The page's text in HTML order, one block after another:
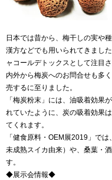
日本では昔から、梅干しの実や
漢方などでも用いられてきまし
ャコールデトックスとして注目
内外から梅炭へのお問合せも多
売するに至りました。
「梅炭粉末」には、油吸着効果
れていたように、炭の吸着効果
てくれます。
「健食原料・OEM展2019」で
未成熟スイカ由来）や、桑葉・
す。
◆展示会情報◆